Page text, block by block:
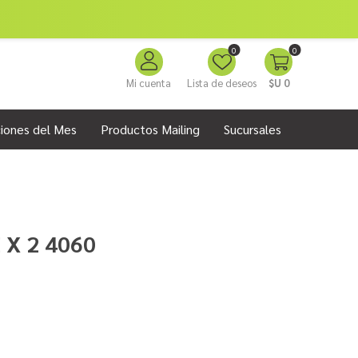
Mi cuenta Lista de deseos
0 0
$U 0
del Mes Productos Mailing Sucursales
X 2 4060